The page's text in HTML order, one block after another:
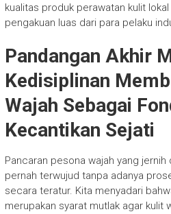
kualitas produk perawatan kulit
pengakuan luas dari para pelaku
Pandangan Akhir
Kedisiplinan
Wajah Sebagai
Kecantikan Sejati
Pancaran pesona wajah yang
pernah terwujud tanpa adanya
secara teratur. Kita menyadari
merupakan syarat mutlak agar kulit